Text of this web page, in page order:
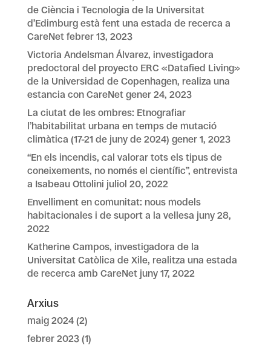
de Ciència i Tecnologia de la Universitat
d’Edimburg està fent una estada de recerca a
CareNet febrer 13, 2023
Victoria Andelsman Álvarez, investigadora
predoctoral del proyecto ERC «Datafied Living»
de la Universidad de Copenhagen, realiza una
estancia con CareNet gener 24, 2023
La ciutat de les ombres: Etnografiar
l’habitabilitat urbana en temps de mutació
climàtica (17-21 de juny de 2024) gener 1, 2023
“En els incendis, cal valorar tots els tipus de
coneixements, no només el científic”, entrevista
a Isabeau Ottolini juliol 20, 2022
Envelliment en comunitat: nous models
habitacionales i de suport a la vellesa juny 28,
2022
Katherine Campos, investigadora de la
Universitat Catòlica de Xile, realitza una estada
de recerca amb CareNet juny 17, 2022
Arxius
maig 2024(2)
febrer 2023(1)